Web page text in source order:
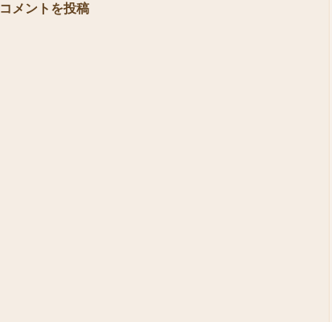
コメントを投稿